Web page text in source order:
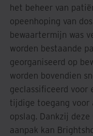
het beheer van
opeenhoping van
bewaartermijn was
worden bestaande
georganiseerd op
worden bovendien
geclassificeerd voor
tijdige toegang voor
opslag. Dankzij
aanpak kan